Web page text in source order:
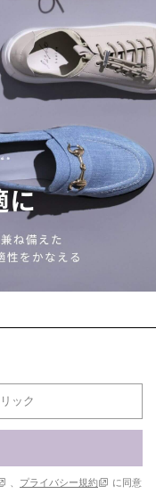
プライバシー規約
に同意